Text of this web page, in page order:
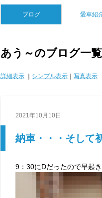
ブログ 愛車紹
あう～のブログ一覧
詳細表示 シンプル表示 写真表示
2021年10月10日
納車・・・そして
9：30にDだったので早起